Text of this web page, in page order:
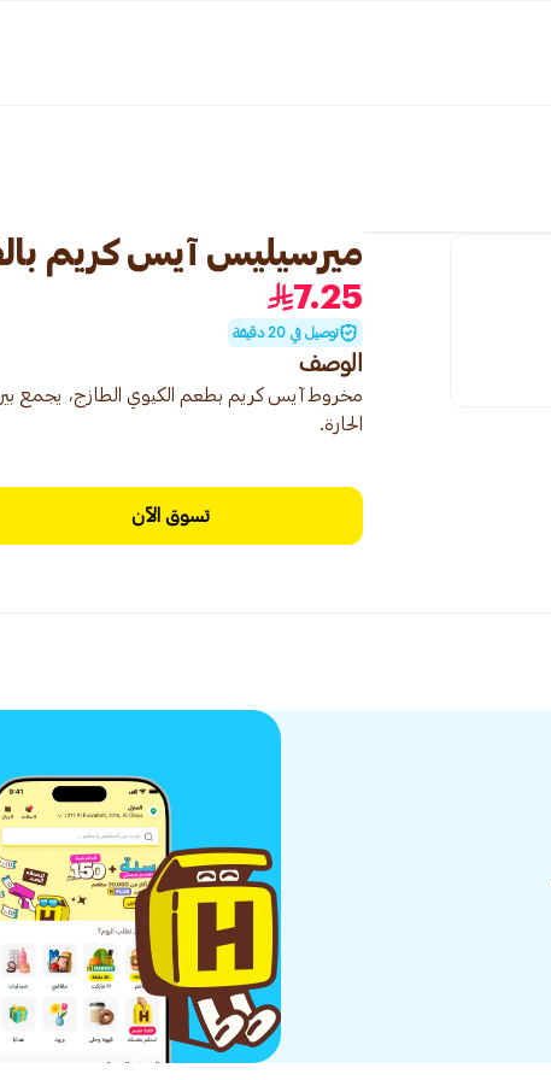
ميرسيليس آيس كريم
7.25
توصيل في 20 دقيقة
الوصف
مخروط آيس كريم بطعم الكيوي الطازج، يجمع بين
الحارة.
تسوق الآن